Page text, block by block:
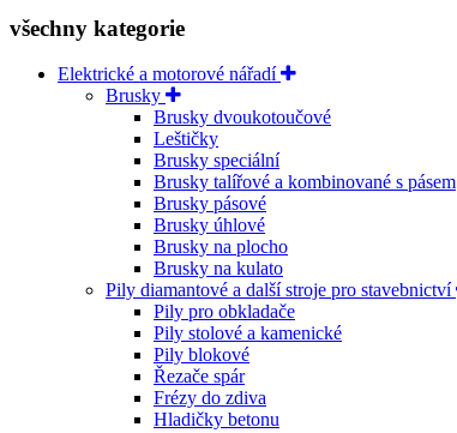
všechny kategorie
Elektrické a motorové nářadí
Brusky
Brusky dvoukotoučové
Leštičky
Brusky speciální
Brusky talířové a kombinované s pásem
Brusky pásové
Brusky úhlové
Brusky na plocho
Brusky na kulato
Pily diamantové a další stroje pro stavebnictví
Pily pro obkladače
Pily stolové a kamenické
Pily blokové
Řezače spár
Frézy do zdiva
Hladičky betonu